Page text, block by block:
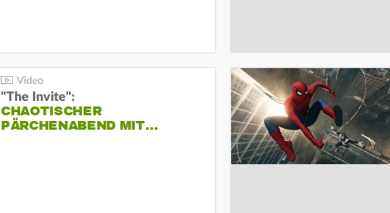
"The Invite":
CHAOTISCHER
PÄRCHENABEND MIT…